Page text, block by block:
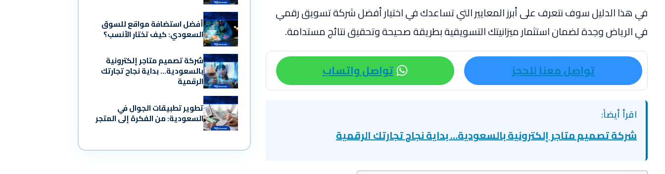
في هذا الدليل سوف نتعرف على أبرز المعايير التي تساعدك في اختيار أفضل شركة تسويق رقمي
في الرياض وجدة لضمان استثمار ميزانيتك التسويقية بطريقة صحيحة وتحقيق نتائج مستدامة.
تواصل معنا للحجز تواصل واتساب
اقرأ أيضاً:
شركة تصميم متاجر إلكترونية بالسعودية… بداية نجاح تجارتك الرقمية
أفضل استضافة مواقع للسوق
السعودي: كيف تختار الأنسب؟
شركة تصميم متاجر إلكترونية
بالسعودية… بداية نجاح تجارتك
الرقمية
تطوير تطبيقات الجوال في
السعودية: من الفكرة إلى المتجر